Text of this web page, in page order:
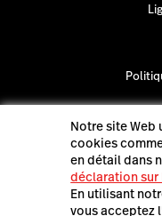
Notre site Web
cookies
en détail dans
déclaration
En utilisant
vous acceptez